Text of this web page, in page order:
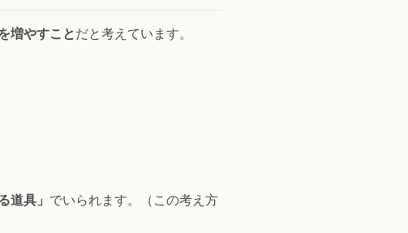
増やすことだと考えています。
道具」 でいられます。（この考え方